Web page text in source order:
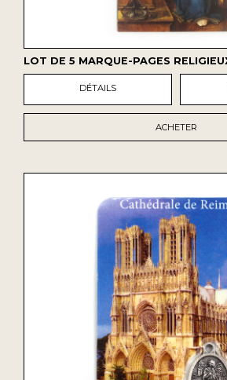
LOT DE 5 MARQUE-PAGES
DÉTAILS
ACHETER